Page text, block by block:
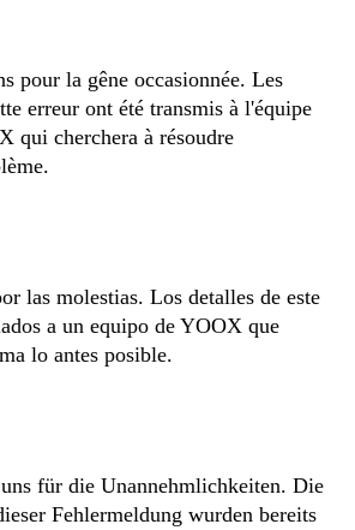
pour la gêne occasionnée. Les
erreur ont été transmis à l'équipe
qui cherchera à résoudre
las molestias. Los detalles de este
a un equipo de YOOX que
lo antes posible.
für die Unannehmlichkeiten. Die
Fehlermeldung wurden bereits